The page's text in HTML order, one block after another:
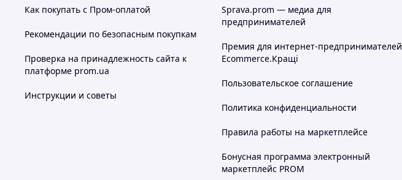
Как покупать с Пром-оплатой
Рекомендации по безопасным покупкам
Проверка на принадлежность сайта к
платформе prom.ua
Инструкции и советы
Sprava.prom — медиа для
предпринимателей
Премия для интернет-предпринимателей
Ecommerce.Кращі
Пользовательское соглашение
Политика конфиденциальности
Правила работы на маркетплейсе
Бонусная программа электронный
маркетплейс PROM